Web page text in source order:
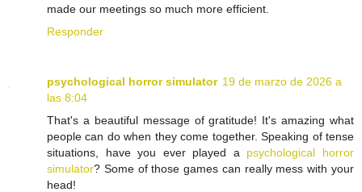
made our meetings so much more efficient.
Responder
psychological horror simulator 19 de marzo de 2026 a
las 8:04
That's a beautiful message of gratitude! It's amazing what
people can do when they come together. Speaking of tense
situations, have you ever played a psychological horror
simulator? Some of those games can really mess with your
head!